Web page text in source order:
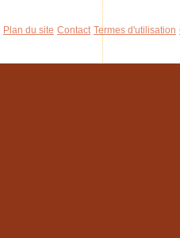
Plan du site Contact Termes d'utilisation